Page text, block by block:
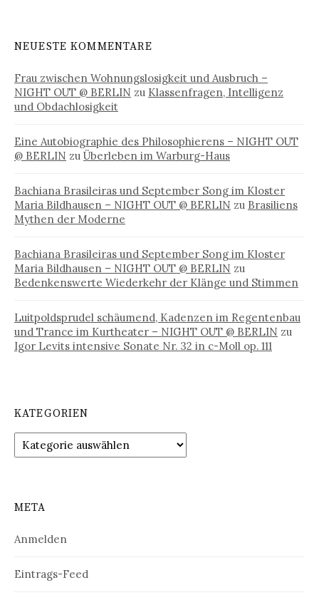
NEUESTE KOMMENTARE
Frau zwischen Wohnungslosigkeit und Ausbruch –
NIGHT OUT @ BERLIN zu Klassenfragen, Intelligenz
und Obdachlosigkeit
Eine Autobiographie des Philosophierens – NIGHT OUT
@ BERLIN zu Überleben im Warburg-Haus
Bachiana Brasileiras und September Song im Kloster
Maria Bildhausen – NIGHT OUT @ BERLIN zu Brasiliens
Mythen der Moderne
Bachiana Brasileiras und September Song im Kloster
Maria Bildhausen – NIGHT OUT @ BERLIN zu
Bedenkenswerte Wiederkehr der Klänge und Stimmen
Luitpoldsprudel schäumend, Kadenzen im Regentenbau
und Trance im Kurtheater – NIGHT OUT @ BERLIN zu
Igor Levits intensive Sonate Nr. 32 in c-Moll op. 111
KATEGORIEN
Kategorien
META
Anmelden
Eintrags-Feed